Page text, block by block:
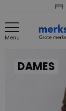
Menu
DAMES